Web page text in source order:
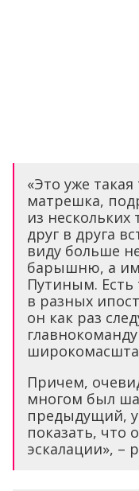
«Это уже
матрешка,
из нескольких
друг в друга
виду больше
барышню, а
Путиным. Есть
в разных
он как раз
Причем,
многом был
предыдущий,
показать, что
эскалации», –